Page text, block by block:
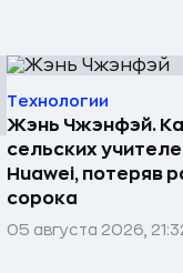
Технологии
Жэнь Чжэнфэй.
сельских
Huawei, потеряв
сорока
05 августа 2026,